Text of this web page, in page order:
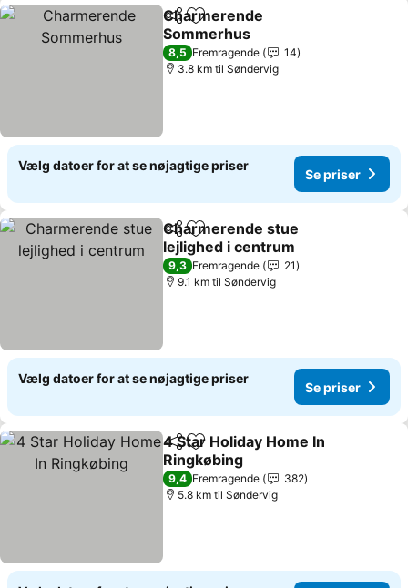
Del Føj til favoritter
Charmerende
Sommerhus
Se priser
8,5 Fremragende
14
3.8 km til Søndervig
Vælg datoer for at se nøjagtige priser
Se priser
Del Føj til favoritter
Charmerende stue
lejlighed i centrum
Se priser
9,3 Fremragende
21
9.1 km til Søndervig
Vælg datoer for at se nøjagtige priser
Se priser
Del Føj til favoritter
4 Star Holiday Home In
Ringkøbing
Se priser
9,4 Fremragende
382
5.8 km til Søndervig